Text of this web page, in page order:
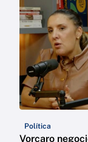
Política
Vorcaro